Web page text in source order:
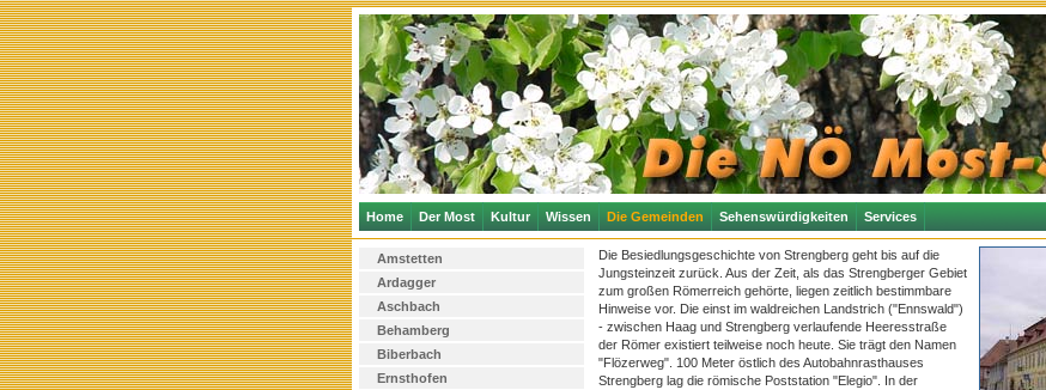
Home Der Most Kultur Wissen Die Gemeinden Sehenswürdigkeiten Services
Amstetten
Ardagger
Aschbach
Behamberg
Biberbach
Ernsthofen
Die Besiedlungsgeschichte von Strengberg geht bis auf die
Jungsteinzeit zurück. Aus der Zeit, als das Strengberger Gebiet
zum großen Römerreich gehörte, liegen zeitlich bestimmbare
Hinweise vor. Die einst im waldreichen Landstrich ("Ennswald")
- zwischen Haag und Strengberg verlaufende Heeresstraße
der Römer existiert teilweise noch heute. Sie trägt den Namen
"Flözerweg". 100 Meter östlich des Autobahnrasthauses
Strengberg lag die römische Poststation "Elegio". In der